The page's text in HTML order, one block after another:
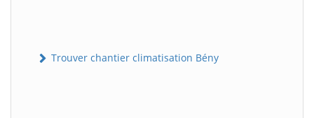
Trouver chantier climatisation Bény